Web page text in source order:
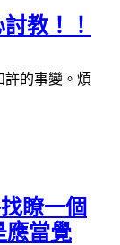
教！！
許的事變。煩
瞭一個
應當覺